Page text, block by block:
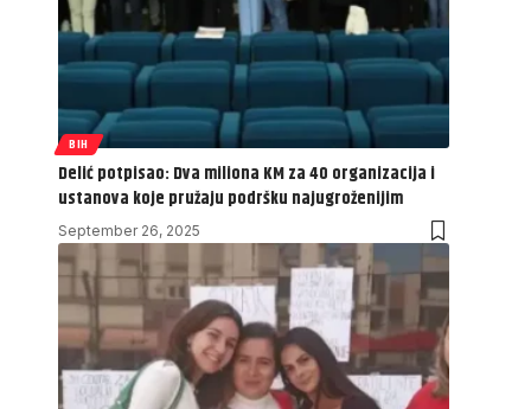
BIH
Delić potpisao: Dva miliona KM za 40 organizacija i
ustanova koje pružaju podršku najugroženijim
September 26, 2025